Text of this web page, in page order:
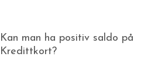
Kan man ha positiv saldo på
Kredittkort?